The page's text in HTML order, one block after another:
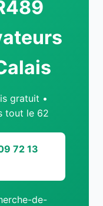
gratuit •
tout le 62
72 13
de-